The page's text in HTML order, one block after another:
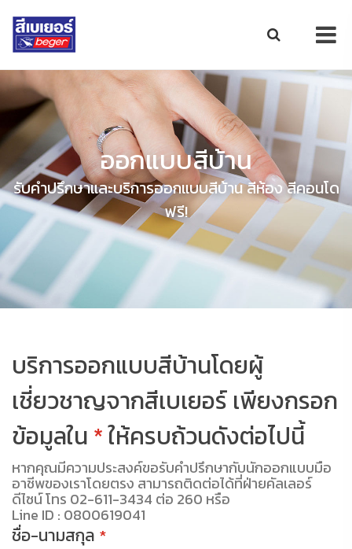
ออกแบบสีบ้าน
รับคำปรึกษาและบริการออกแบบสีบ้าน สีห้อง สีคอนโด
ฟรี!
บริการออกแบบสีบ้านโดยผู้
เชี่ยวชาญจากสีเบเยอร์ เพียงกรอก
ข้อมูลใน *ให้ครบถ้วนดังต่อไปนี้
หากคุณมีความประสงค์ขอรับคำปรึกษากับนักออกแบบมือ
อาชีพของเราโดยตรง สามารถติดต่อได้ที่ฝ่ายคัลเลอร์
ดีไซน์ โทร 02-611-3434 ต่อ 260 หรือ
Line ID : 0800619041
ชื่อ-นามสกุล *